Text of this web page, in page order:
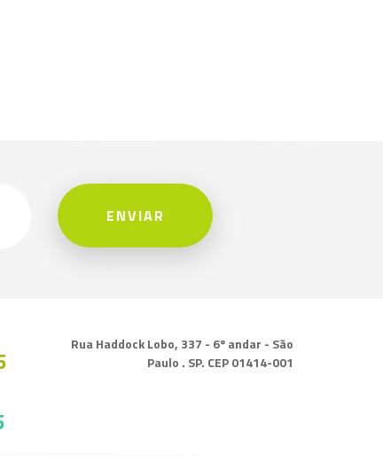
ENVIAR
Rua Haddock Lobo, 337 - 6º andar - São
Paulo . SP. CEP 01414-001